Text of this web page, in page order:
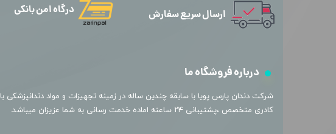
ارسال سریع سفارش
درباره فروشگاه ما
​شرکت دندان پارس پویا با سابقه چندین ساله در زمینه تجهیزات و مواد دندانپزشکی با
کادری متخصص ،پشتیبانی ۲۴ ساعته اماده خدمت رسانی به شما عزیزان میباشد.
درگاه امن بانکی